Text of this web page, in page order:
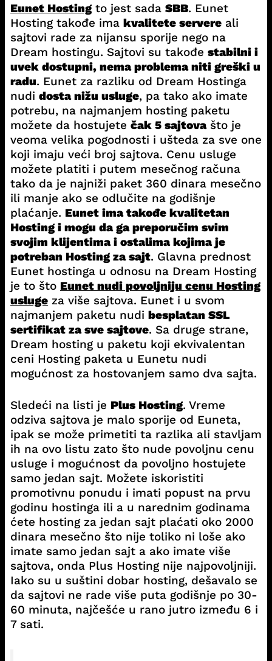
Eunet Hostingto jest sada SBB. Eunet
Hosting takođe ima kvalitete servereali
sajtovi rade za nijansu sporije nego na
Dream hostingu. Sajtovi su takođe stabilni i
uvek dostupni, nema problema niti greški u
radu. Eunet za razliku od Dream Hostinga
nudi dosta nižu usluge, pa tako ako imate
potrebu, na najmanjem hosting paketu
možete da hostujete čak 5 sajtovašto je
veoma velika pogodnosti i ušteda za sve one
koji imaju veći broj sajtova. Cenu usluge
možete platiti i putem mesečnog računa
tako da je najniži paket 360 dinara mesečno
ili manje ako se odlučite na godišnje
plaćanje. Eunet ima takođe kvalitetan
Hosting i mogu da ga preporučim svim
svojim klijentima i ostalima kojima je
potreban Hosting za sajt. Glavna prednost
Eunet hostinga u odnosu na Dream Hosting
je to što Eunet nudi povoljniju cenu Hosting
uslugeza više sajtova. Eunet i u svom
najmanjem paketu nudi besplatan SSL
sertifikat za sve sajtove. Sa druge strane,
Dream hosting u paketu koji ekvivalentan
ceni Hosting paketa u Eunetu nudi
mogućnost za hostovanjem samo dva sajta.
Sledeći na listi je Plus Hosting. Vreme
odziva sajtova je malo sporije od Euneta,
ipak se može primetiti ta razlika ali stavljam
ih na ovo listu zato što nude povoljnu cenu
usluge i mogućnost da povoljno hostujete
samo jedan sajt. Možete iskoristiti
promotivnu ponudu i imati popust na prvu
godinu hostinga ili a u narednim godinama
ćete hosting za jedan sajt plaćati oko 2000
dinara mesečno što nije toliko ni loše ako
imate samo jedan sajt a ako imate više
sajtova, onda Plus Hosting nije najpovoljniji.
Iako su u suštini dobar hosting, dešavalo se
da sajtovi ne rade više puta godišnje po 30-
60 minuta, najčešće u rano jutro između 6 i
7 sati.